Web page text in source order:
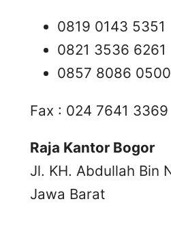
0819 0143 5351
0821 3536 6261
0857 8086 0500
Fax : 024 7641 3369
Raja Kantor Bogor
Jl. KH. Abdullah Bin
Jawa Barat